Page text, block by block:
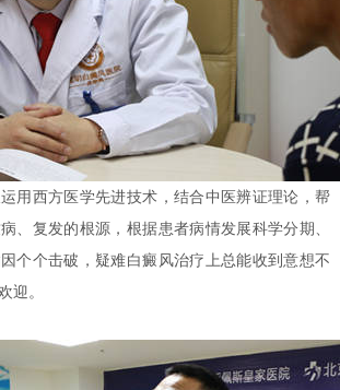
西方医学先进技术，结合中医辨证理论，帮
、复发的根源，根据患者病情发展科学分期、
个个击破，疑难白癜风治疗上总能收到意想不
迎。